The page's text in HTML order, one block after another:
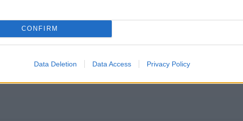
CONFIRM
Data Deletion Data Access Privacy Policy
kazensko odgovoren za javno spodbujanje sovraštva, nasilja ali nestrpnosti.
vsebinami bodo odstranjeni. Pravila komentiranja →